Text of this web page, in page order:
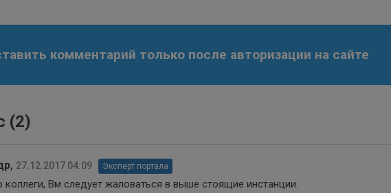
комментарий только после авторизации на сайте
(2)
, 27.12.2017 04:09 Эксперт портала
Вм следует жаловаться в выше стоящие инстанции.